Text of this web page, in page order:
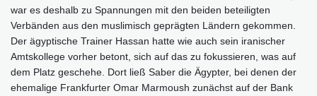
war es deshalb zu Spannungen mit den beiden beteiligten
Verbänden aus den muslimisch geprägten Ländern gekommen.
Der ägyptische Trainer Hassan hatte wie auch sein iranischer
Amtskollege vorher betont, sich auf das zu fokussieren, was auf
dem Platz geschehe. Dort ließ Saber die Ägypter, bei denen der
ehemalige Frankfurter Omar Marmoush zunächst auf der Bank